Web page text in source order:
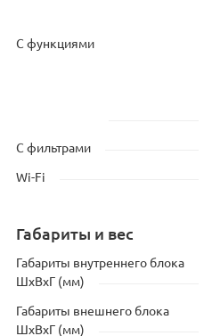
С функциями
С фильтрами
Wi-Fi
Габариты и вес
Габариты внутреннего блока
ШхВхГ (мм)
Габариты внешнего блока
ШхВхГ (мм)